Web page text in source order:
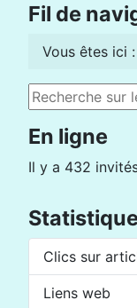
Fil de
Vous êtes ici :
Rechercher
En ligne
Il y a 432
Clics sur
Liens web